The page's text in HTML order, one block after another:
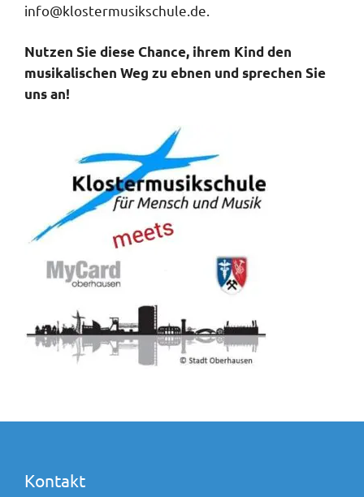
info@klostermusikschule.de.
Nutzen Sie diese Chance, ihrem Kind den
musikalischen Weg zu ebnen und sprechen Sie
uns an!
Kontakt